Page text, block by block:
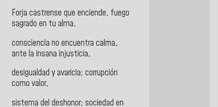
Forja castrense que enciende, fuego
sagrado en tu alma,
consciencia no encuentra calma,
ante la insana injusticia,
desigualdad y avaricia; corrupción
como valor,
sistema del deshonor; sociedad en